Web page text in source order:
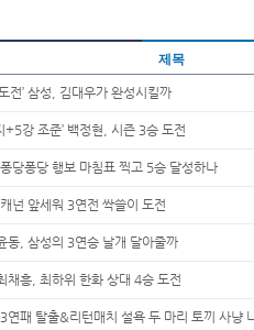
제목
전’ 삼성, 김대우가 완성시킬까
+5강 조준’ 백정현, 시즌 3승 도전
당퐁당 행보 마침표 찍고 5승 달성하나
넌 앞세워 3연전 싹쓸이 도전
동, 삼성의 3연승 날개 달아줄까
채흥, 최하위 한화 상대 4승 도전
연패 탈출&리턴매치 설욕 두 마리 토끼 사냥